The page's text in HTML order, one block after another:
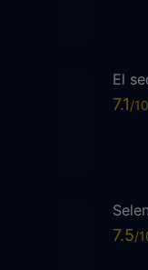
El
7.1
7.5